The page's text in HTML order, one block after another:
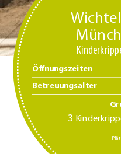
Öffnungszeiten
Betreuungsalter
3